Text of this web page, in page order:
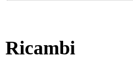
Ricambi